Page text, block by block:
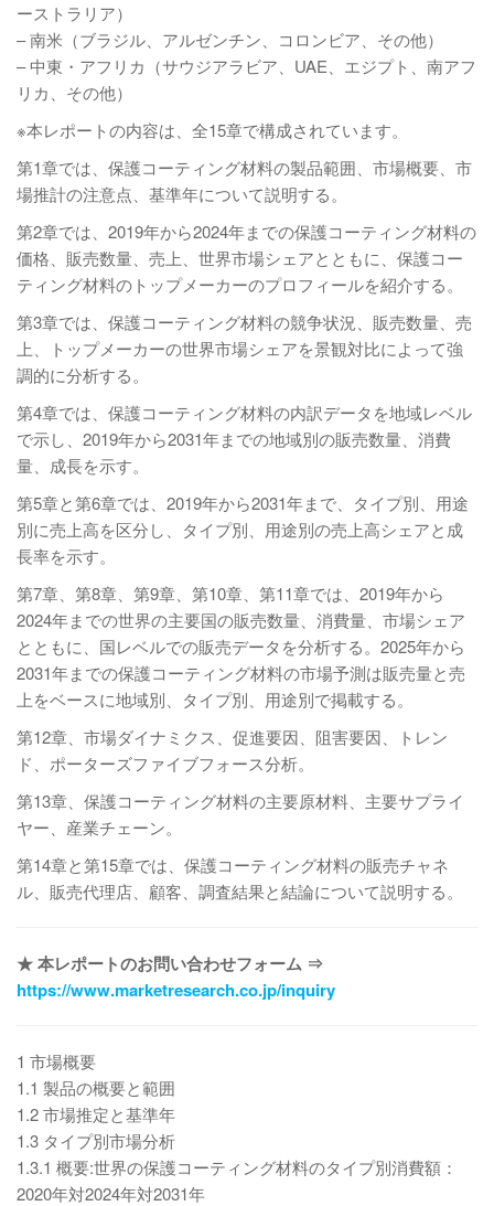
ーストラリア）
– 南米（ブラジル、アルゼンチン、コロンビア、その他）
– 中東・アフリカ（サウジアラビア、UAE、エジプト、南アフ
リカ、その他）
※本レポートの内容は、全15章で構成されています。
第1章では、保護コーティング材料の製品範囲、市場概要、市
場推計の注意点、基準年について説明する。
第2章では、2019年から2024年までの保護コーティング材料の
価格、販売数量、売上、世界市場シェアとともに、保護コー
ティング材料のトップメーカーのプロフィールを紹介する。
第3章では、保護コーティング材料の競争状況、販売数量、売
上、トップメーカーの世界市場シェアを景観対比によって強
調的に分析する。
第4章では、保護コーティング材料の内訳データを地域レベル
で示し、2019年から2031年までの地域別の販売数量、消費
量、成長を示す。
第5章と第6章では、2019年から2031年まで、タイプ別、用途
別に売上高を区分し、タイプ別、用途別の売上高シェアと成
長率を示す。
第7章、第8章、第9章、第10章、第11章では、2019年から
2024年までの世界の主要国の販売数量、消費量、市場シェア
とともに、国レベルでの販売データを分析する。2025年から
2031年までの保護コーティング材料の市場予測は販売量と売
上をベースに地域別、タイプ別、用途別で掲載する。
第12章、市場ダイナミクス、促進要因、阻害要因、トレン
ド、ポーターズファイブフォース分析。
第13章、保護コーティング材料の主要原材料、主要サプライ
ヤー、産業チェーン。
第14章と第15章では、保護コーティング材料の販売チャネ
ル、販売代理店、顧客、調査結果と結論について説明する。
★ 本レポートのお問い合わせフォーム ⇒
https://www.marketresearch.co.jp/inquiry
1 市場概要
1.1 製品の概要と範囲
1.2 市場推定と基準年
1.3 タイプ別市場分析
1.3.1 概要:世界の保護コーティング材料のタイプ別消費額：
2020年対2024年対2031年